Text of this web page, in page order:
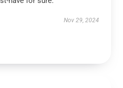
Nov 29, 2024